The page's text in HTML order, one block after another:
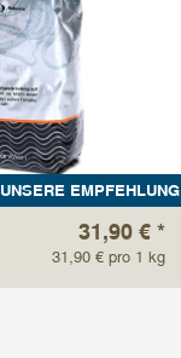
UNSERE EMPFEHLUNG
31,90 € *
31,90 € pro 1 kg